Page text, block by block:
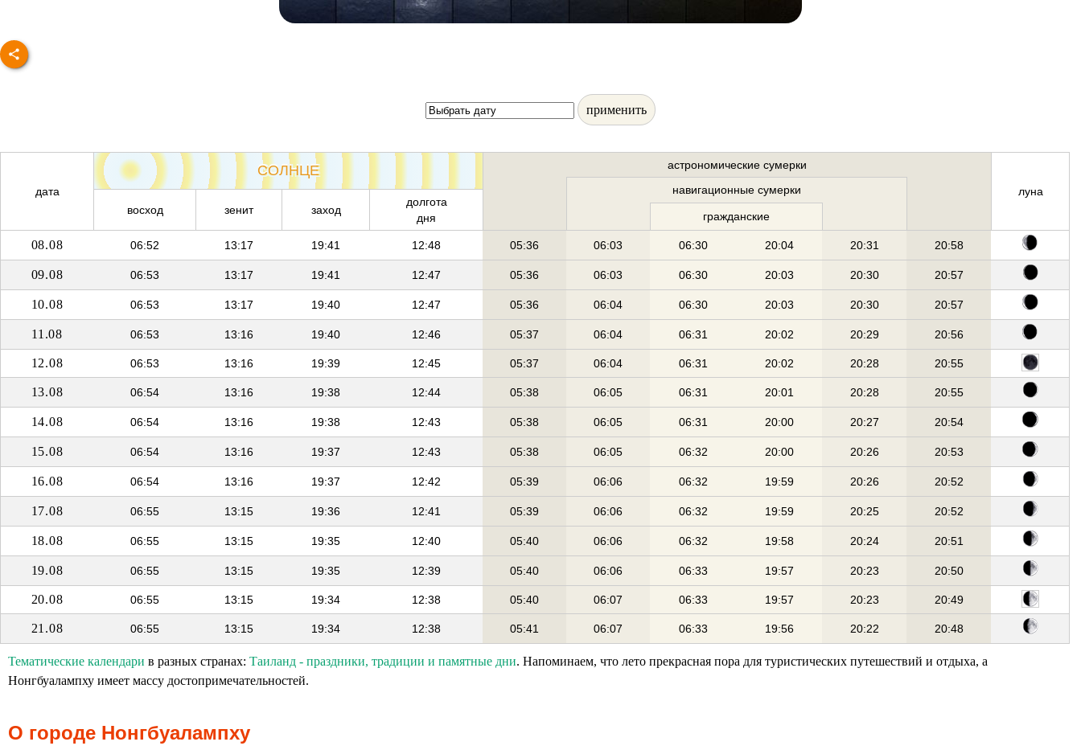
применить
дата
СОЛНЦЕ астрономические сумерки
луна
навигационные сумерки
восход
зенит заход
долгота
дня
гражданские
08.08 06:52 13:17 19:41 12:48 05:36 06:03 06:30 20:04 20:31 20:58
09.08 06:53 13:17 19:41 12:47 05:36 06:03 06:30 20:03 20:30 20:57
10.08 06:53 13:17 19:40 12:47 05:36 06:04 06:30 20:03 20:30 20:57
11.08 06:53 13:16 19:40 12:46 05:37 06:04 06:31 20:02 20:29 20:56
12.08 06:53 13:16 19:39 12:45 05:37 06:04 06:31 20:02 20:28 20:55
13.08 06:54 13:16 19:38 12:44 05:38 06:05 06:31 20:01 20:28 20:55
14.08 06:54 13:16 19:38 12:43 05:38 06:05 06:31 20:00 20:27 20:54
15.08 06:54 13:16 19:37 12:43 05:38 06:05 06:32 20:00 20:26 20:53
16.08 06:54 13:16 19:37 12:42 05:39 06:06 06:32 19:59 20:26 20:52
17.08 06:55 13:15 19:36 12:41 05:39 06:06 06:32 19:59 20:25 20:52
18.08 06:55 13:15 19:35 12:40 05:40 06:06 06:32 19:58 20:24 20:51
19.08 06:55 13:15 19:35 12:39 05:40 06:06 06:33 19:57 20:23 20:50
20.08 06:55 13:15 19:34 12:38 05:40 06:07 06:33 19:57 20:23 20:49
21.08 06:55 13:15 19:34 12:38 05:41 06:07 06:33 19:56 20:22 20:48
Тематические календари в разных странах: Таиланд - праздники, традиции и памятные дни. Напоминаем, что лето прекрасная пора для туристических путешествий и отдыха, а
Нонгбуалампху имеет массу достопримечательностей.
О городе Нонгбуалампху